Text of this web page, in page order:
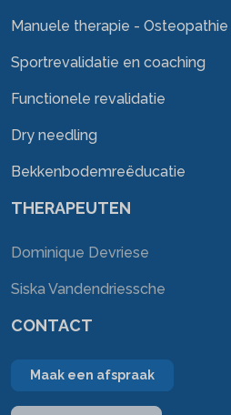
Manuele therapie - Osteopathie
Sportrevalidatie en coaching
Functionele revalidatie
Dry needling
Bekkenbodemreëducatie
THERAPEUTEN
Dominique Devriese
Siska Vandendriessche
CONTACT
Maak een afspraak